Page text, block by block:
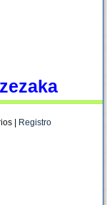
zezaka
| Registro